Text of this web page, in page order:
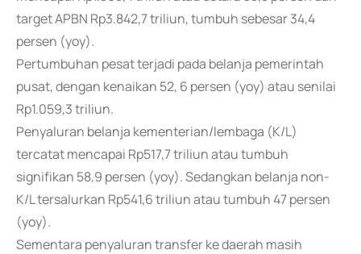
target APBN Rp3.842,7 triliun, tumbuh sebesar 34,4
persen (yoy).
Pertumbuhan pesat terjadi pada belanja pemerintah
pusat, dengan kenaikan 52, 6 persen (yoy) atau senilai
Rp1.059,3 triliun.
Penyaluran belanja kementerian/lembaga (K/L)
tercatat mencapai Rp517,7 triliun atau tumbuh
signifikan 58,9 persen (yoy). Sedangkan belanja non-
K/L tersalurkan Rp541,6 triliun atau tumbuh 47 persen
(yoy).
Sementara penyaluran transfer ke daerah masih